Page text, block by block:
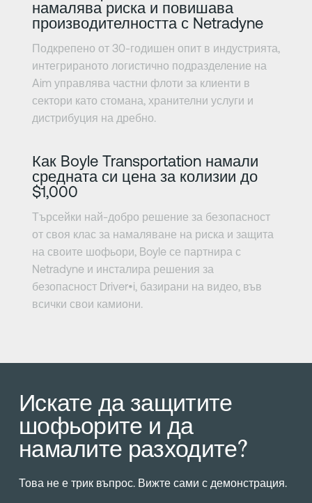
намалява риска и повишава
производителността с Netradyne
Подкрепено от 30-годишен опит в индустрията,
интегрираното логистично подразделение на
Aim управлява частни флоти за клиенти в
сектори като стомана, хранителни услуги и
дистрибуция на дребно.
Как Boyle Transportation намали
средната си цена за колизии до
$1,000
Търсейки най-добро решение за безопасност
от своя клас за намаляване на риска и защита
на своите шофьори, Boyle се партнира с
Netradyne и инсталира решения за
безопасност Driver•i, базирани на видео, във
всички свои камиони.
Искате да защитите
шофьорите и да
намалите разходите?
Това не е трик въпрос. Вижте сами с демонстрация.